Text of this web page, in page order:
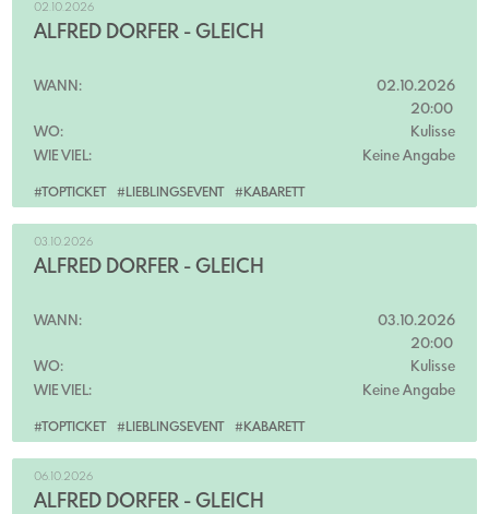
#TOPTICKET #LIEBLINGSEVENT #KABARETT
02.10.2026
ALFRED DORFER - GLEICH
WANN:
02.10.2026
20:00
WO:
Kulisse
WIE VIEL:
Keine Angabe
#TOPTICKET #LIEBLINGSEVENT #KABARETT
03.10.2026
ALFRED DORFER - GLEICH
WANN:
03.10.2026
20:00
WO:
Kulisse
WIE VIEL:
Keine Angabe
06.10.2026
ALFRED DORFER - GLEICH